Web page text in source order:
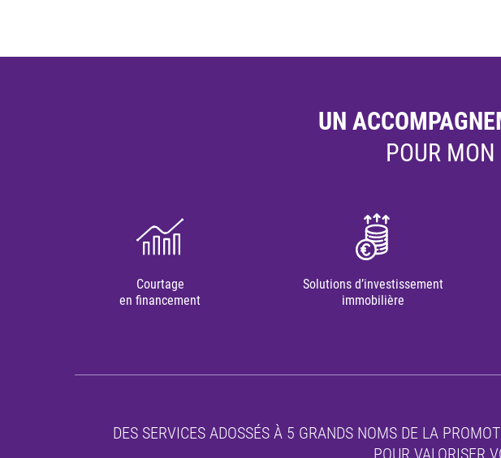
UN
POUR
Courtage
en financement
Solutions d’investissement
immobilière
DES SERVICES ADOSSÉS À 5 GRANDS NOMS DE LA
POUR VALORISER